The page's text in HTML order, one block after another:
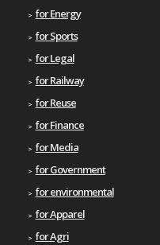
for Energy
for Sports
for Legal
for Railway
for Reuse
for Finance
for Media
for Government
for environmental
for Apparel
for Agri